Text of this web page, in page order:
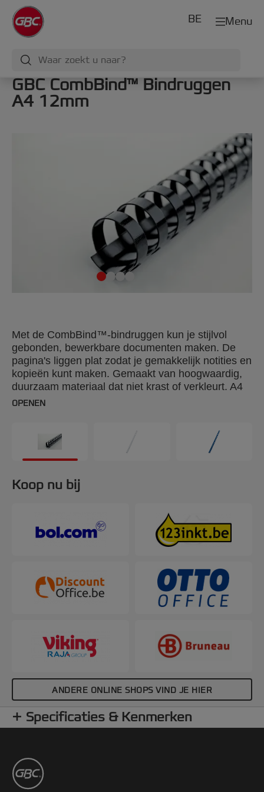
Menu
BE
GBC CombBind™ Bindruggen
A4 12mm
Met de CombBind™-bindruggen kun je stijlvol
gebonden, bewerkbare documenten maken. De
pagina's liggen plat zodat je gemakkelijk notities en
kopieën kunt maken. Gemaakt van hoogwaardig,
duurzaam materiaal dat niet krast of verkleurt. A4
12 mm. Verpakking: 100 stuks.
OPENEN
Koop nu bij
ANDERE ONLINE SHOPS VIND JE HIER
Specificaties & Kenmerken